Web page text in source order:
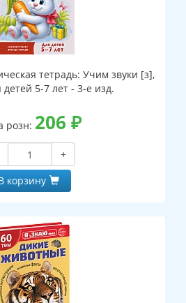
тетрадь: Учим звуки [з],
детей 5-7 лет - 3-е изд.
розн: 206 ₽
+
корзину